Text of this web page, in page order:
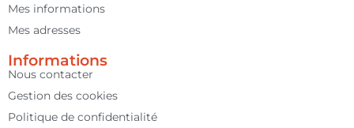
Mes informations
Mes adresses
Informations
Nous contacter
Gestion des cookies
Politique de confidentialité